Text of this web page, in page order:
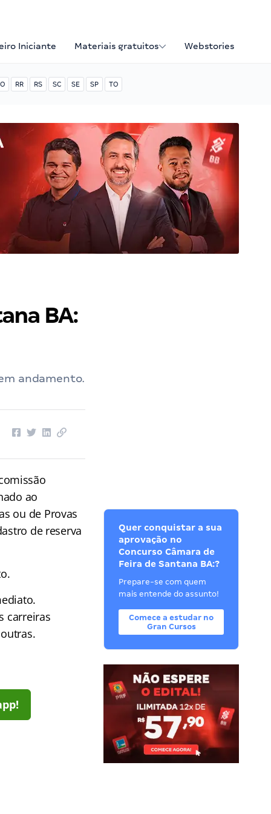
Iniciante Materiais gratuitos Webstories
RR RS SC SE SP TO
BA:
andamento.
ao
ou de Provas
de reserva
carreiras
Quer conquistar a sua
aprovação no
Concurso Câmara de
Feira de Santana BA:?
Prepare-se com quem
mais entende do assunto!
Comece a estudar no
Gran Cursos